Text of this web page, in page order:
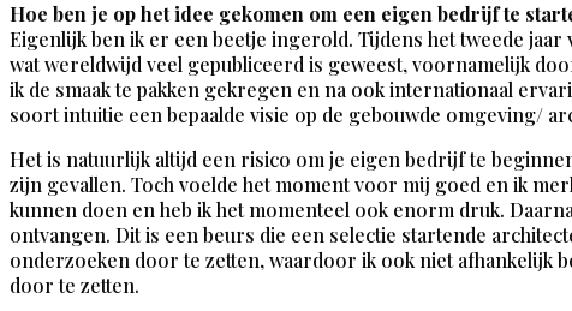
Hoe ben je op het idee gekomen om een eigen bedrijf te
Eigenlijk ben ik er een beetje ingerold. Tijdens het tweede
wat wereldwijd veel gepubliceerd is geweest, voornamelijk
ik de smaak te pakken gekregen en na ook internationaal
soort intuitie een bepaalde visie op de gebouwde omgeving/
Het is natuurlijk altijd een risico om je eigen bedrijf te
zijn gevallen. Toch voelde het moment voor mij goed en ik
kunnen doen en heb ik het momenteel ook enorm druk.
ontvangen. Dit is een beurs die een selectie startende
onderzoeken door te zetten, waardoor ik ook niet afhankelijk
door te zetten.